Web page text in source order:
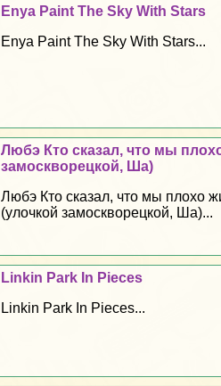
Enya Paint The Sky With Stars
Enya Paint The Sky With Stars...
Любэ Кто сказал, что мы
замоскворецкой, Ша)
Любэ Кто сказал, что мы плохо
(улочкой замоскворецкой, Ша)...
Linkin Park In Pieces
Linkin Park In Pieces...